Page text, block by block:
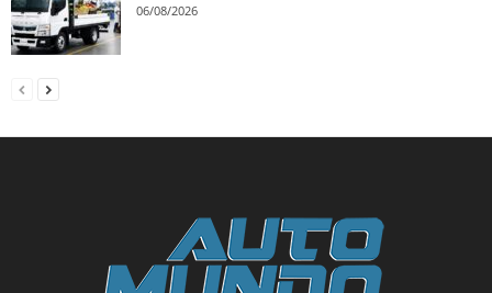
06/08/2026